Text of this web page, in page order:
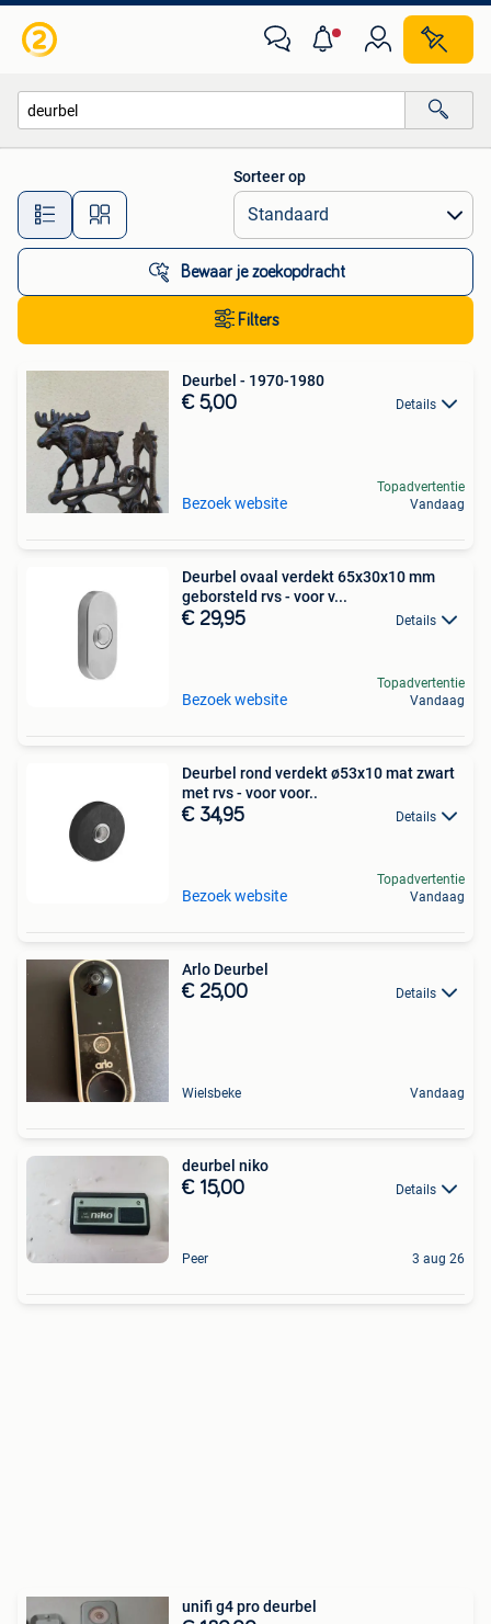
Alle afstanden…
Sorteer op
Bewaar je zoekopdracht
Filters
Deurbel - 1970-1980
€ 5,00 Details
Bezoek website
Topadvertentie
Vandaag
Deurbel ovaal verdekt 65x30x10 mm
geborsteld rvs - voor v...
€ 29,95 Details
Bezoek website
Topadvertentie
Vandaag
Deurbel rond verdekt ø53x10 mat zwart
met rvs - voor voor..
€ 34,95 Details
Bezoek website
Topadvertentie
Vandaag
Arlo Deurbel
€ 25,00 Details
Wielsbeke Vandaag
deurbel niko
€ 15,00 Details
Peer 3 aug 26
unifi g4 pro deurbel